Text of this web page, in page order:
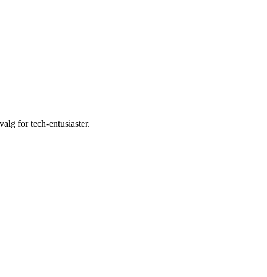
for tech-entusiaster.